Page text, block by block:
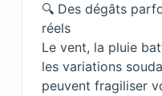
🔍 Des dégâts
réels
Le vent, la pluie
les variations
peuvent fragiliser